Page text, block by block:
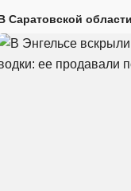
Саратовской